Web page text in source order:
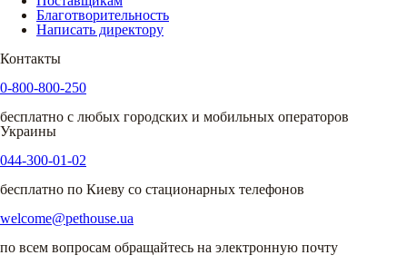
Благотворительность
Написать директору
Контакты
0-800-800-250
бесплатно с любых городских и мобильных операторов
Украины
044-300-01-02
бесплатно по Киеву со стационарных телефонов
welcome@pethouse.ua
по всем вопросам обращайтесь на электронную почту